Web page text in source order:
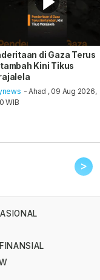
di Gaza Terus
Kini Tikus
- Ahad , 09 Aug 2026,
WIB
>